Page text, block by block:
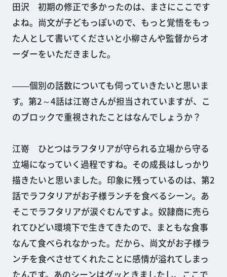
田沢 初期の修正で多かったのは、まさにここです
よね。尚文が子どもっぽいので、もっと覚悟をもっ
た人として書いてくださいと小柳さんや監督からオ
ーダーをいただきました。
――個別の話数についても伺っていきたいと思いま
す。第2～4話は江嵜さんが担当されていますが、こ
のブロックで重視されたことはなんでしょうか？
江嵜 ひとつはラフタリアが守られる立場から守る
立場になっていく過程ですね。その成長はしっかり
描きたいと思いました。印象に残っているのは、第2
話でラフタリアがお子様ランチを食べるシーン。あ
そこでラフタリアが涙ぐむんですよ。奴隷商に売ら
れてひどい環境下で生きてきたので、まともな食事
なんて食べられなかった。だから、尚文がお子様ラ
ンチを食べさせてくれたことに感情が溢れてしまっ
たんです。あのシーンはグッときましたし、ここで